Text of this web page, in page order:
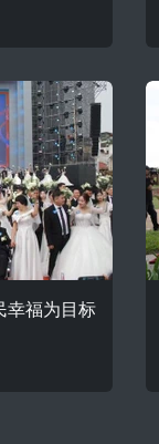
幸福为目标